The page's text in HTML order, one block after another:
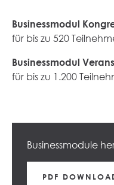
Businessmodul
für bis zu 520
Businessmodul
für bis zu 1.200
Businessmodule
PDF